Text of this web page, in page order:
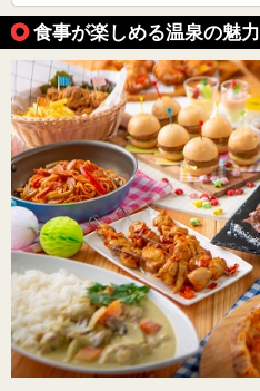
食事が楽しめる温泉の魅力